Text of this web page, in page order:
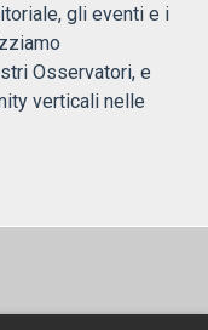
gli eventi e i
Osservatori, e
verticali nelle